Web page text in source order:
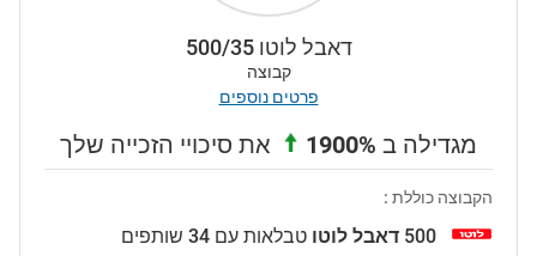
דאבל לוטו 500/35
קבוצה
פרטים נוספים
מגדילה ב1900% את סיכויי הזכייה שלך
הקבוצה כוללת :
500 דאבל לוטו טבלאות עם 34 שותפים